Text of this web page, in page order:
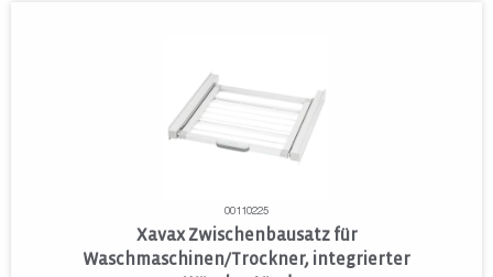
00110225
Xavax Zwischenbausatz für
Waschmaschinen/Trockner, integrierter